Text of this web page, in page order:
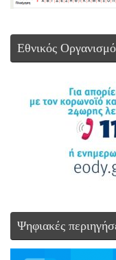
Εθνικός
Ψηφιακές